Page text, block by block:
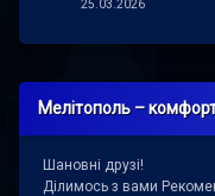
25.03.2026
Мелітополь –
Шановні друзі!
Ділимось з вами